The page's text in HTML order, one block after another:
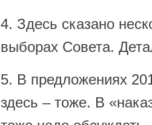
4. Здесь сказано
выборах Совета.
5. В предложениях
здесь – тоже. В